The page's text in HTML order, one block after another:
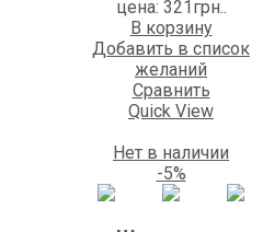
цена: 321грн..
В корзину
Добавить в список
желаний
Сравнить
Quick View
Нет в наличии
-5%